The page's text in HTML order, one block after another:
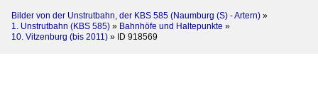
Bilder von der Unstrutbahn, der KBS 585 (Naumburg (S) - Artern) »
1. Unstrutbahn (KBS 585) » Bahnhöfe und Haltepunkte »
10. Vitzenburg (bis 2011) » ID 918569